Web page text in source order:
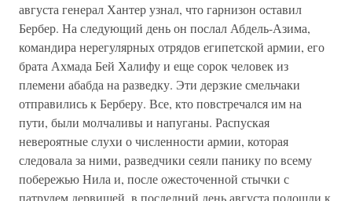
августа генерал Хантер узнал, что гарнизон оставил
Бербер. На следующий день он послал Абдель-Азима,
командира нерегулярных отрядов египетской армии, его
брата Ахмада Бей Халифу и еще сорок человек из
племени абабда на разведку. Эти дерзкие смельчаки
отправились к Берберу. Все, кто повстречался им на
пути, были молчаливы и напуганы. Распуская
невероятные слухи о численности армии, которая
следовала за ними, разведчики сеяли панику по всему
побережью Нила и, после ожесточенной стычки с
патрулем дервишей, в последний день августа подошли к